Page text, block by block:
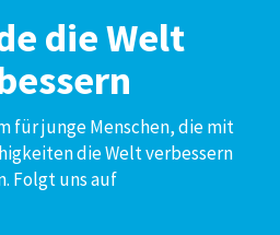
die Welt
für junge Menschen, die mit
die Welt verbessern
Folgt uns auf